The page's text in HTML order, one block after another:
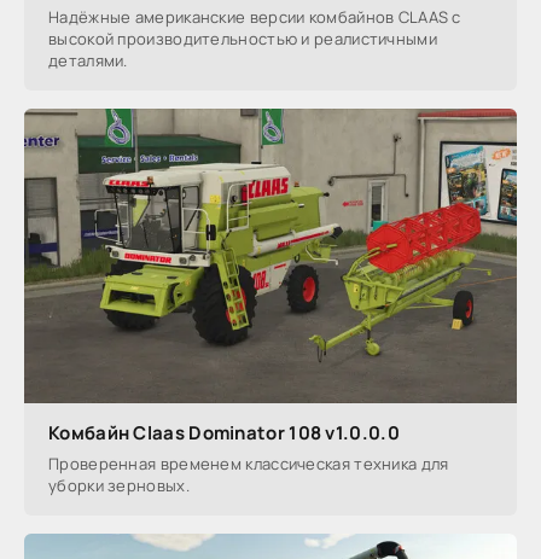
Надёжные американские версии комбайнов CLAAS с
высокой производительностью и реалистичными
деталями.
Комбайн Claas Dominator 108 v1.0.0.0
Проверенная временем классическая техника для
уборки зерновых.